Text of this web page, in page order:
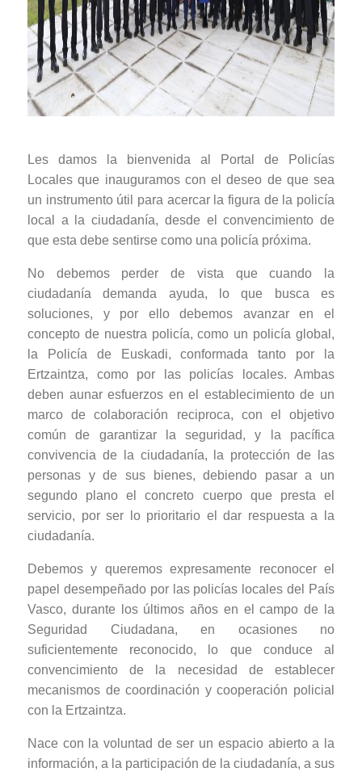
Les damos la bienvenida al Portal de Policías
Locales que inauguramos con el deseo de que sea
un instrumento útil para acercar la figura de la policía
local a la ciudadanía, desde el convencimiento de
que esta debe sentirse como una policía próxima.
No debemos perder de vista que cuando la
ciudadanía demanda ayuda, lo que busca es
soluciones, y por ello debemos avanzar en el
concepto de nuestra policía, como un policía global,
la Policía de Euskadi, conformada tanto por la
Ertzaintza, como por las policías locales. Ambas
deben aunar esfuerzos en el establecimiento de un
marco de colaboración reciproca, con el objetivo
común de garantizar la seguridad, y la pacífica
convivencia de la ciudadanía, la protección de las
personas y de sus bienes, debiendo pasar a un
segundo plano el concreto cuerpo que presta el
servicio, por ser lo prioritario el dar respuesta a la
ciudadanía.
Debemos y queremos expresamente reconocer el
papel desempeñado por las policías locales del País
Vasco, durante los últimos años en el campo de la
Seguridad Ciudadana, en ocasiones no
suficientemente reconocido, lo que conduce al
convencimiento de la necesidad de establecer
mecanismos de coordinación y cooperación policial
con la Ertzaintza.
Nace con la voluntad de ser un espacio abierto a la
información, a la participación de la ciudadanía, a sus